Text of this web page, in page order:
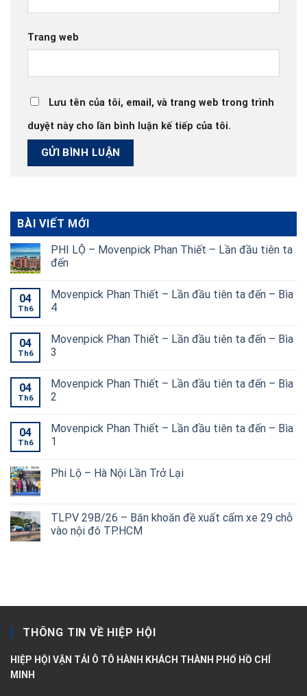
Trang web
Lưu tên của tôi, email, và trang web trong trình
duyệt này cho lần bình luận kế tiếp của tôi.
BÀI VIẾT MỚI
PHI LỘ – Movenpick Phan Thiết – Lần đầu tiên ta
đến
04
Th6
Movenpick Phan Thiết – Lần đầu tiên ta đến – Bìa
4
04
Th6
Movenpick Phan Thiết – Lần đầu tiên ta đến – Bìa
3
04
Th6
Movenpick Phan Thiết – Lần đầu tiên ta đến – Bìa
2
04
Th6
Movenpick Phan Thiết – Lần đầu tiên ta đến – Bìa
1
Phi Lộ – Hà Nội Lần Trở Lại
TLPV 29B/26 – Băn khoăn đề xuất cấm xe 29 chỗ
vào nội đô TP.HCM
THÔNG TIN VỀ HIỆP HỘI
HIỆP HỘI VẬN TẢI Ô TÔ HÀNH KHÁCH THÀNH PHỐ HỒ CHÍ
MINH